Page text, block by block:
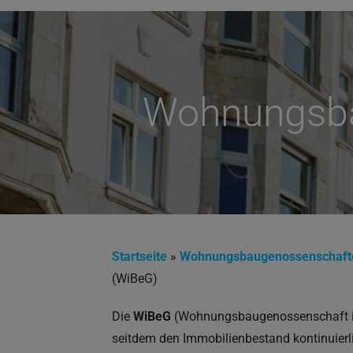
Startseite »
(WiBeG)
Die WiBeG
seitdem den Immobilienbestand